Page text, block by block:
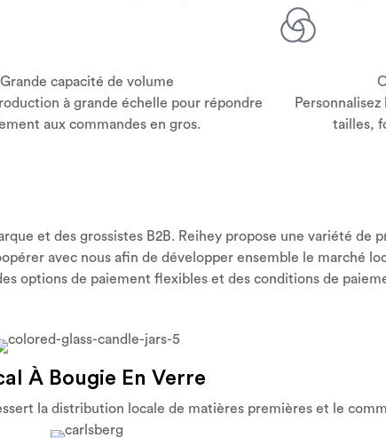
Grande capacité de volume
à grande échelle pour répondre
aux commandes en gros.
tailles,
et des grossistes B2B. Reihey propose une variété de
avec nous afin de développer ensemble le marché
options de paiement flexibles et des conditions de
À Bougie En Verre
la distribution locale de matières premières et le